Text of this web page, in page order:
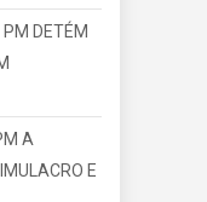
DETÉM
A
E